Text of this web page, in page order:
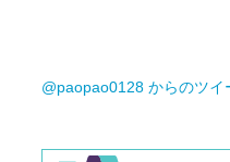
@paopao0128 からのツイ